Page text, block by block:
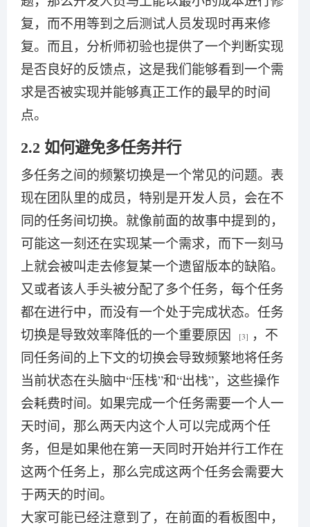
复，而不用等到之后测试人员发现时再来修
复。而且，分析师初验也提供了一个判断实现
是否良好的反馈点，这是我们能够看到一个需
求是否被实现并能够真正工作的最早的时间
点。
2.2 如何避免多任务并行
多任务之间的频繁切换是一个常见的问题。表
现在团队里的成员，特别是开发人员，会在不
同的任务间切换。就像前面的故事中提到的，
可能这一刻还在实现某一个需求，而下一刻马
上就会被叫走去修复某一个遗留版本的缺陷。
又或者该人手头被分配了多个任务，每个任务
都在进行中，而没有一个处于完成状态。任务
切换是导致效率降低的一个重要原因
[3] ，不
同任务间的上下文的切换会导致频繁地将任务
当前状态在头脑中“压栈”和“出栈”，这些操作
会耗费时间。如果完成一个任务需要一个人一
天时间，那么两天内这个人可以完成两个任
务，但是如果他在第一天同时开始并行工作在
这两个任务上，那么完成这两个任务会需要大
于两天的时间。
大家可能已经注意到了，在前面的看板图中，